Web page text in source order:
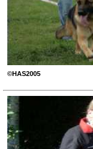
©HAS2005